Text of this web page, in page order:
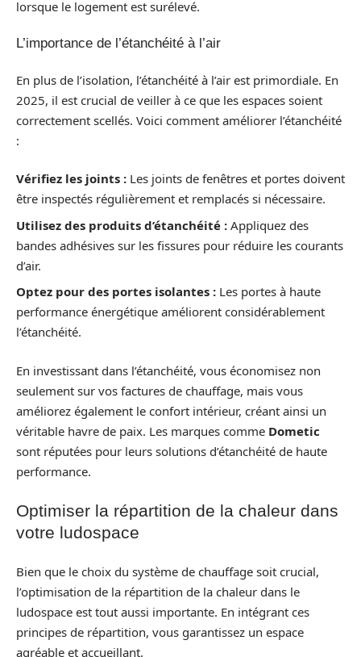
lorsque le logement est surélevé.
L’importance de l’étanchéité à l’air
En plus de l’isolation, l’étanchéité à l’air est primordiale. En
2025, il est crucial de veiller à ce que les espaces soient
correctement scellés. Voici comment améliorer l’étanchéité
:
Vérifiez les joints : Les joints de fenêtres et portes doivent
être inspectés régulièrement et remplacés si nécessaire.
Utilisez des produits d’étanchéité : Appliquez des
bandes adhésives sur les fissures pour réduire les courants
d’air.
Optez pour des portes isolantes : Les portes à haute
performance énergétique améliorent considérablement
l’étanchéité.
En investissant dans l’étanchéité, vous économisez non
seulement sur vos factures de chauffage, mais vous
améliorez également le confort intérieur, créant ainsi un
véritable havre de paix. Les marques comme Dometic
sont réputées pour leurs solutions d’étanchéité de haute
performance.
Optimiser la répartition de la chaleur dans
votre ludospace
Bien que le choix du système de chauffage soit crucial,
l’optimisation de la répartition de la chaleur dans le
ludospace est tout aussi importante. En intégrant ces
principes de répartition, vous garantissez un espace
agréable et accueillant.